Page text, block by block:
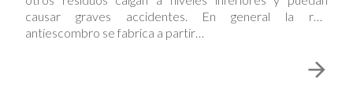
causar graves accidentes. En general la red
antiescombro se fabrica a partir…